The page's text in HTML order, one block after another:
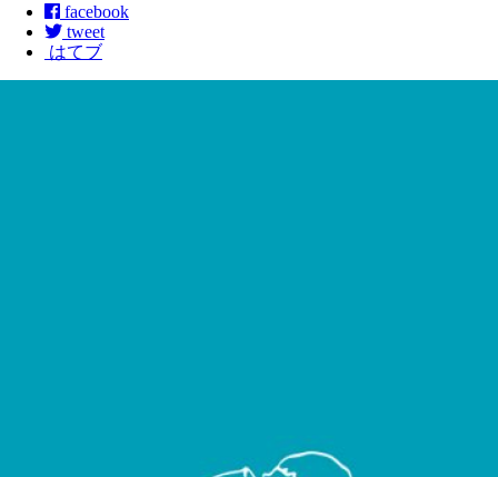
facebook
tweet
はてブ